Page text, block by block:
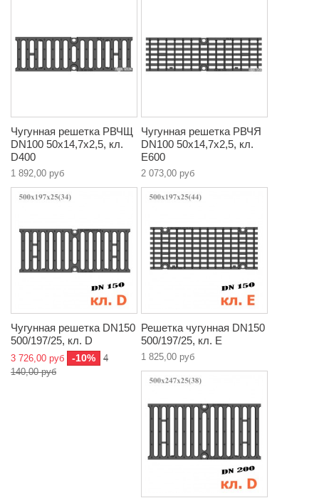
Чугунная решетка РВЧЩ
DN100 50x14,7x2,5, кл.
D400
1 892,00 руб
Чугунная решетка РВЧЯ
DN100 50x14,7x2,5, кл.
E600
2 073,00 руб
Чугунная решетка DN150
500/197/25, кл. D
3 726,00 руб -10%
4
140,00 руб
Решетка чугунная DN150
500/197/25, кл. E
1 825,00 руб